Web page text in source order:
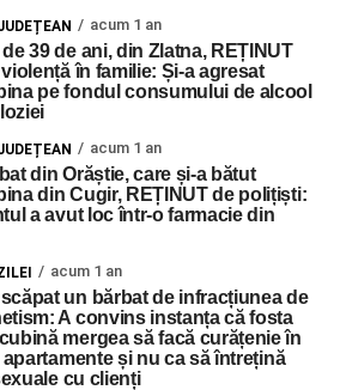
acum 1 an
de 39 de ani, din Zlatna, REȚINUT
în familie: Și-a agresat
pe fondul consumului de alcool
acum 1 an
din Orăștie, care și-a bătut
din Cugir, REȚINUT de polițiști:
a avut loc într-o farmacie din
acum 1 an
un bărbat de infracțiunea de
A convins instanța că fosta
mergea să facă curățenie în
și nu ca să întrețină
cu clienți